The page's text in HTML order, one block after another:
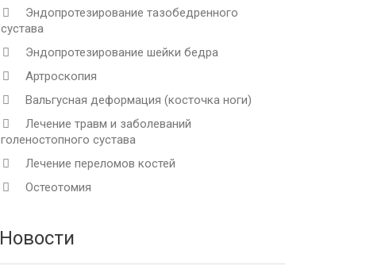
Эндопротезирование тазобедренного
сустава
Эндопротезирование шейки бедра
Артроскопия
Вальгусная деформация (косточка ноги)
Лечение травм и заболеваний
голеностопного сустава
Лечение переломов костей
Остеотомия
Новости